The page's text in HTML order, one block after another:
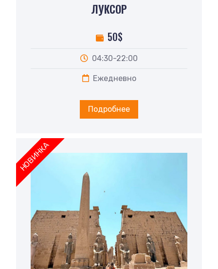
ЛУКСОР
50$
04:30-22:00
Ежедневно
Подробнее
НОВИНКА